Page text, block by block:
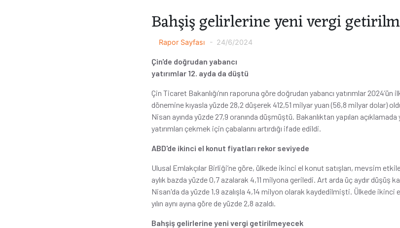
Bahşiş gelirlerine yeni vergi
Rapor Sayfası 24/6/2024
Çin'de doğrudan yabancı
yatırımlar 12. ayda da düştü
Çin Ticaret Bakanlığı’nın raporuna göre doğrudan yabancı yatırımlar 2024’ün ilk
dönemine kıyasla yüzde 28,2 düşerek 412,51 milyar yuan (56,8 milyar dolar)
Nisan ayında yüzde 27,9 oranında düşmüştü. Bakanlıktan yapılan
yatırımları çekmek için çabalarını artırdığı ifade edildi.
ABD'de ikinci el konut fiyatları rekor seviyede
Ulusal Emlakçılar Birliği’ne göre, ülkede ikinci el konut satışları, mevsim
aylık bazda yüzde 0,7 azalarak 4,11 milyona geriledi. Art arda üç aydır düşüş
Nisan'da da yüzde 1,9 azalışla 4,14 milyon olarak kaydedilmişti. Ülkede ikinci
yılın aynı ayına göre de yüzde 2,8 azaldı.
Bahşiş gelirlerine yeni vergi getirilmeyecek